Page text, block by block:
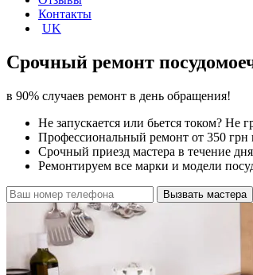
Контакты
UK
Срочный ремонт
в 90% случаев ремонт в день обращения!
Не запускается или бьется током? Не
Профессиональный ремонт от 350 грн
Срочный приезд мастера в течение дня
Ремонтируем все марки и модели
Вызвать мастера